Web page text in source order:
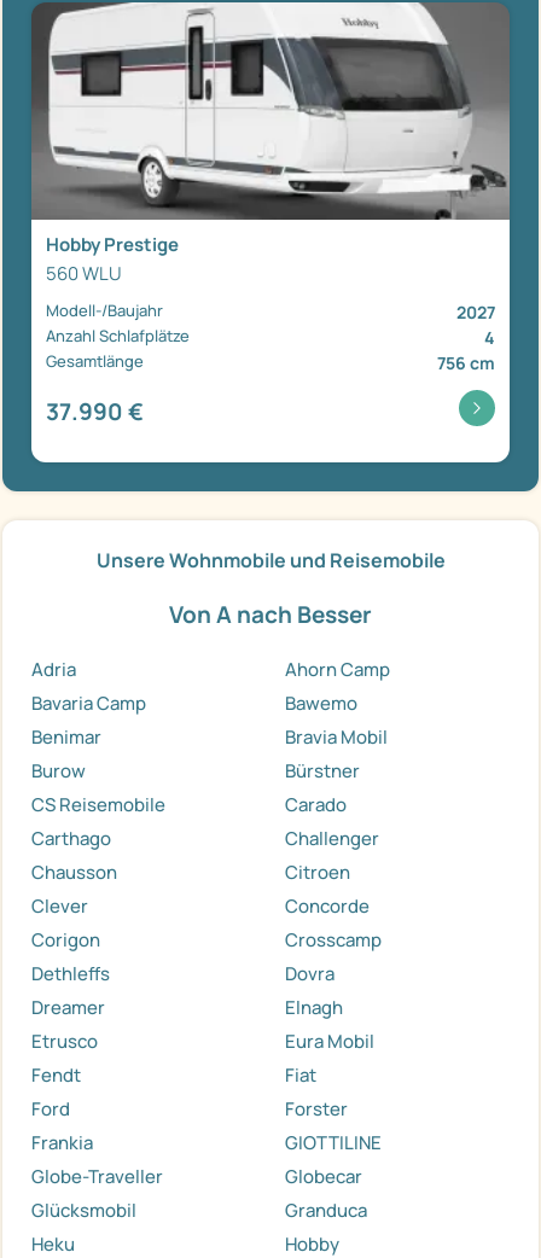
Hobby Prestige
560 WLU
Modell-/Baujahr 2027
Anzahl Schlafplätze 4
Gesamtlänge 756 cm
37.990 €
Unsere Wohnmobile und Reisemobile
Von A nach Besser
Adria
Ahorn Camp
Bavaria Camp
Bawemo
Benimar
Bravia Mobil
Burow
Bürstner
CS Reisemobile
Carado
Carthago
Challenger
Chausson
Citroen
Clever
Concorde
Corigon
Crosscamp
Dethleffs
Dovra
Dreamer
Elnagh
Etrusco
Eura Mobil
Fendt
Fiat
Ford
Forster
Frankia
GIOTTILINE
Globe-Traveller
Globecar
Glücksmobil
Granduca
Heku
Hobby